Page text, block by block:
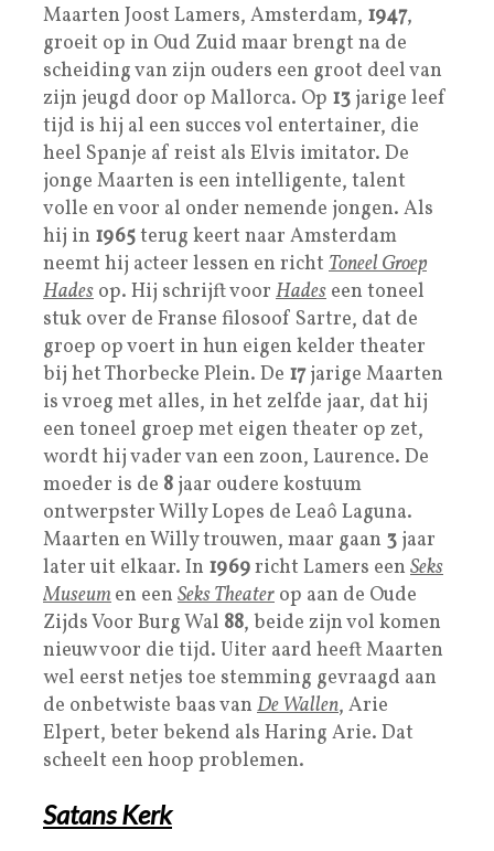
Maarten Joost Lamers, Amsterdam, 1947,
groeit op in Oud Zuid maar brengt na de
scheiding van zijn ouders een groot deel van
zijn jeugd door op Mallorca. Op 13 jarige leef
tijd is hij al een succes vol entertainer, die
heel Spanje af reist als Elvis imitator. De
jonge Maarten is een intelligente, talent
volle en voor al onder nemende jongen. Als
hij in 1965terug keert naar Amsterdam
neemt hij acteer lessen en richt Toneel Groep
Hades op. Hij schrijft voor Hades een toneel
stuk over de Franse filosoof Sartre, dat de
groep op voert in hun eigen kelder theater
bij het Thorbecke Plein. De 17jarige Maarten
is vroeg met alles, in het zelfde jaar, dat hij
een toneel groep met eigen theater op zet,
wordt hij vader van een zoon, Laurence. De
moeder is de 8 jaar oudere kostuum
ontwerpster Willy Lopes de Leaô Laguna.
Maarten en Willy trouwen, maar gaan 3 jaar
later uit elkaar. In 1969richt Lamers een Seks
Museumen een Seks Theater op aan de Oude
Zijds Voor Burg Wal 88, beide zijn vol komen
nieuw voor die tijd. Uiter aard heeft Maarten
wel eerst netjes toe stemming gevraagd aan
de onbetwiste baas van De Wallen, Arie
Elpert, beter bekend als Haring Arie. Dat
scheelt een hoop problemen.
Satans Kerk